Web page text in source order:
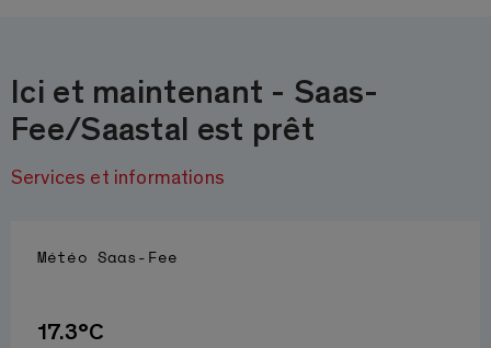
Ici et maintenant - Saas-
Fee/Saastal est prêt
Services et informations
Météo Saas-Fee
17.3°C